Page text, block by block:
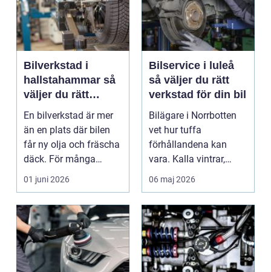
Bilverkstad i
hallstahammar så
väljer du rätt
verkstad för din bil
En bilverkstad är mer
än en plats där bilen
får ny olja och fräscha
däck. För många
bilägare i Halls...
01 juni 2026
Bilservice i luleå
så väljer du rätt
verkstad för din bil
Bilägare i Norrbotten
vet hur tuffa
förhållandena kan
vara. Kalla vintrar,
saltade vägar och
06 maj 2026